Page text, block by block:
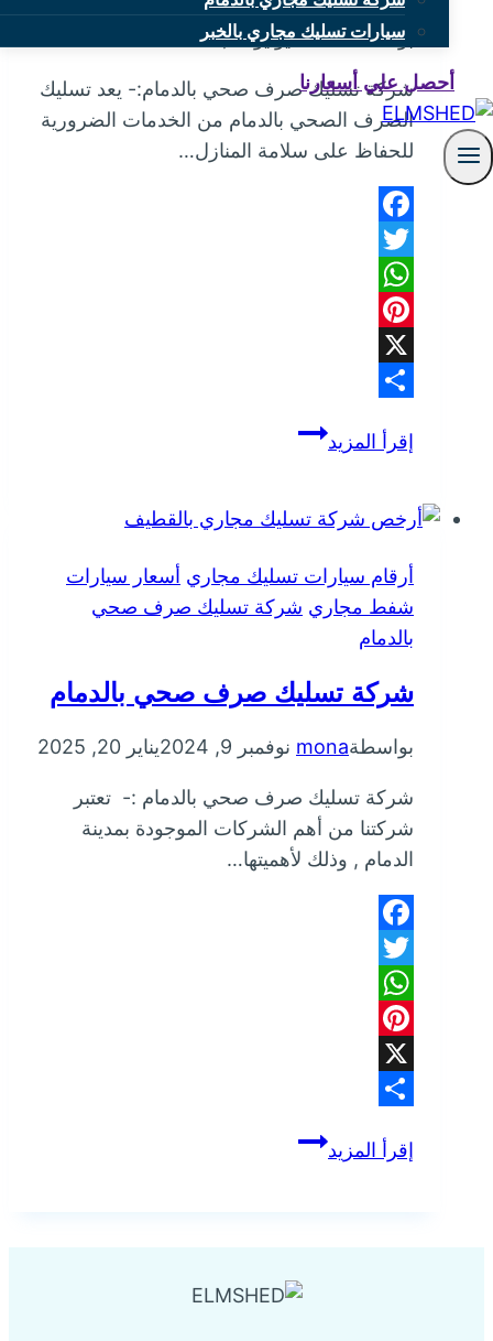
سيارات تسليك مجاري بالخبر
أحصل علي أسعارنا
بواسطةmona يونيو 21, 2026
شركة تسليك صرف صحي بالدمام:- يعد تسليك
الصرف الصحي بالدمام من الخدمات الضرورية
للحفاظ على سلامة المنازل…
Facebook
Twitter
WhatsApp
Pinterest
X
إقرأ المزيدشركة
صحي
أرقام سيارات تسليك مجاري أسعار سيارات
شفط مجاري شركة تسليك صرف صحي
بالدمام
شركة تسليك صرف صحي بالدمام
بواسطةmona نوفمبر 9, 2024 يناير 20, 2025
شركة تسليك صرف صحي بالدمام :- تعتبر
شركتنا من أهم الشركات الموجودة بمدينة
الدمام , وذلك لأهميتها…
Facebook
Twitter
WhatsApp
Pinterest
X
إقرأ المزيدشركة